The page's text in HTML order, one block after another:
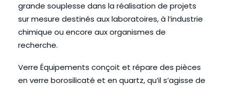
grande souplesse dans la réalisation de projets
sur mesure destinés aux laboratoires, à l’industrie
chimique ou encore aux organismes de
recherche.
Verre Équipements conçoit et répare des pièces
en verre borosilicaté et en quartz, qu’il s’agisse de